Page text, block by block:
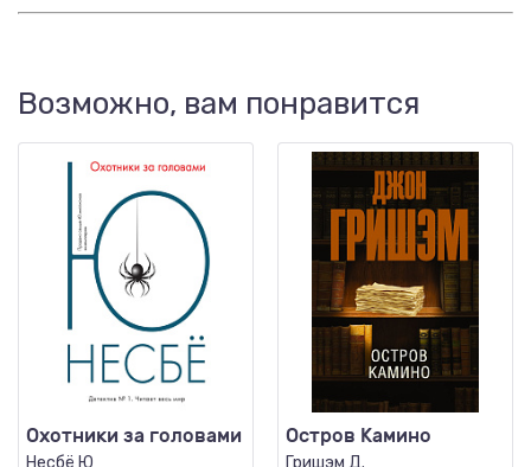
Возможно, вам понравится
Охотники за головами
Несбё Ю
Остров Камино
Гришэм Д.